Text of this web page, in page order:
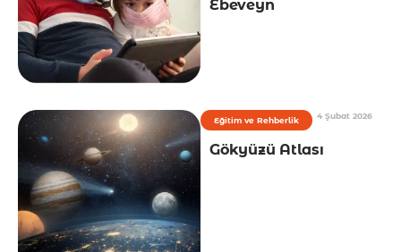
Ebeveyn
Eğitim ve Rehberlik 4 Şubat 2026
Gökyüzü Atlası